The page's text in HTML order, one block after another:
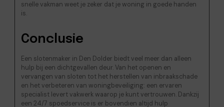
snelle vakman weet je zeker dat je woning in goede handen
is.
Conclusie
Een slotenmaker in Den Dolder biedt veel meer dan alleen
hulp bij een dichtgevallen deur. Van het openen en
vervangen van sloten tot het herstellen van inbraakschade
en het verbeteren van woningbeveiliging: een ervaren
specialist levert vakwerk waarop je kunt vertrouwen. Dankzij
een 24/7 spoedservice is er bovendien altijd hulp